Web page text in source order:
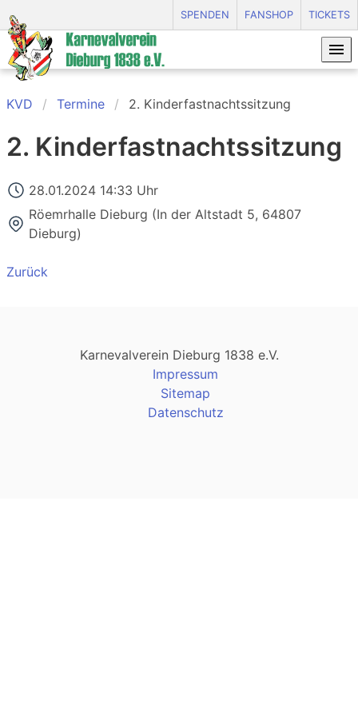
SPENDEN FANSHOP TICKETS
KVD Termine 2. Kinderfastnachtssitzung
2. Kinderfastnachtssitzung
28.01.2024 14:33 Uhr
Röemrhalle Dieburg (In der Altstadt 5, 64807
Dieburg)
Zurück
Karnevalverein Dieburg 1838 e.V.
Impressum
Sitemap
Datenschutz